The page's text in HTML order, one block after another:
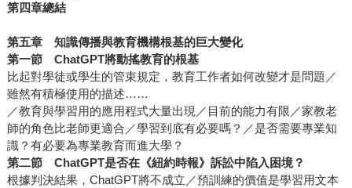
第四章總結
第五章 知識傳播與教育機構根基的巨大變化
第一節 ChatGPT將動搖教育的根基
比起對學徒或學生的管束規定，教育工作者如何改變才是問題／
雖然有積極使用的描述……
／教育與學習用的應用程式大量出現／目前的能力有限／家教老
師的角色比老師更適合／學習到底有必要嗎？／是否需要專業知
識？有必要為專業教育而進大學？
第二節 ChatGPT是否在《紐約時報》訴訟中陷入困境？
根據判決結果，ChatGPT將不成立／預訓練的價值是學習用文本